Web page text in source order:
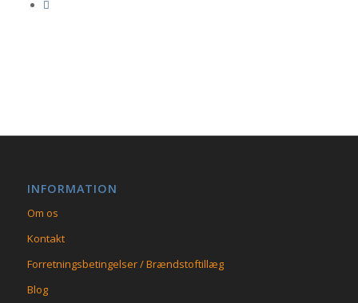
INFORMATION
Om os
Kontakt
Forretningsbetingelser / Brændstoftillæg
Blog